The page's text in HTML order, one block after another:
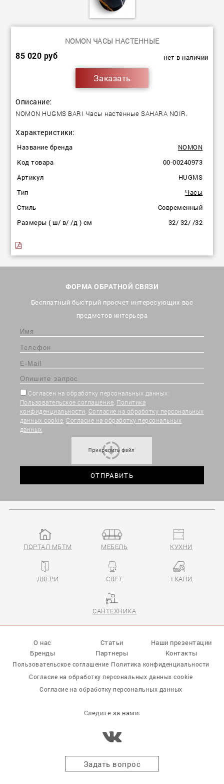
NOMON ЧАСЫ НАСТЕННЫЕ
85 020 руб нет в наличии
Заказать
Описание:
NOMON HUGMS BARI Часы настенные SAHARA NOIR.
Характеристики:
Название бренда
NOMON
Код товара
00-00240973
Артикул
HUGMS
Тип
Часы
Стиль
Современный
Размеры ( ш/ в/ /д ) см
32/ 32/ /32
ФОРМА ОБРАТНОЙ СВЯЗИ
Бесплатный быстрый просчет интересующих вас
предметов интерьера
Согласен на обработку персональных данных:
Пользовательское соглашение Политика
конфиденциальности Согласие на обработку персональных
данных cookie Согласие на обработку персональных
данных
ПОРТАЛ МБТМ МЕБЕЛЬ КУХНИ
ДВЕРИ СВЕТ ТКАНИ
САНТЕХНИКА
О нас Статьи
Наши презентации
Бренды
Партнеры Контакты
Пользовательское соглашение Политика конфиденциальности
Согласие на обработку персональных данных cookie
Согласие на обработку персональных данных
Следите за нами:
Задать вопрос